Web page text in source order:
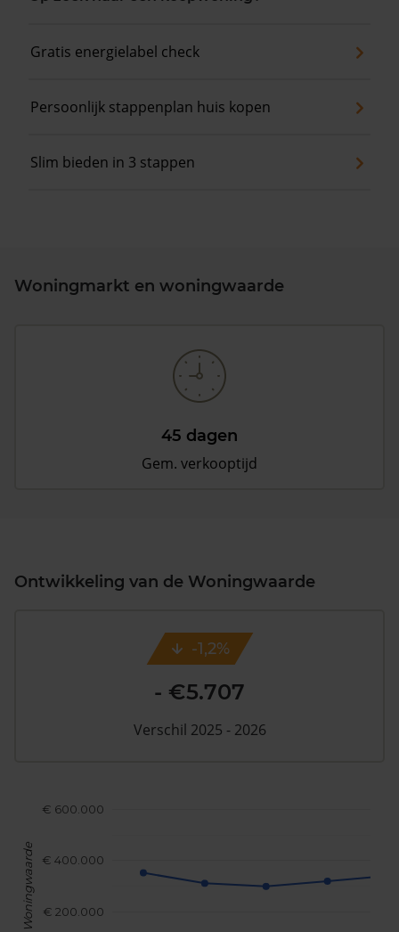
Gratis energielabel check
Persoonlijk stappenplan huis kopen
Slim bieden in 3 stappen
Woningmarkt en woningwaarde
45 dagen
Gem. verkooptijd
Ontwikkeling van de Woningwaarde
€ 200.000
€ 400.000
€ 600.000
Woningwaarde
-1,2%
- €5.707
Verschil 2025 - 2026